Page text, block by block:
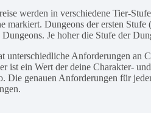
werden in verschiedene Tier-
markiert. Dungeons der ersten
Je hoher die Stufe der
unterschiedliche Anforderungen an
ist ein Wert der deine Charakter-
Die genauen Anforderungen für